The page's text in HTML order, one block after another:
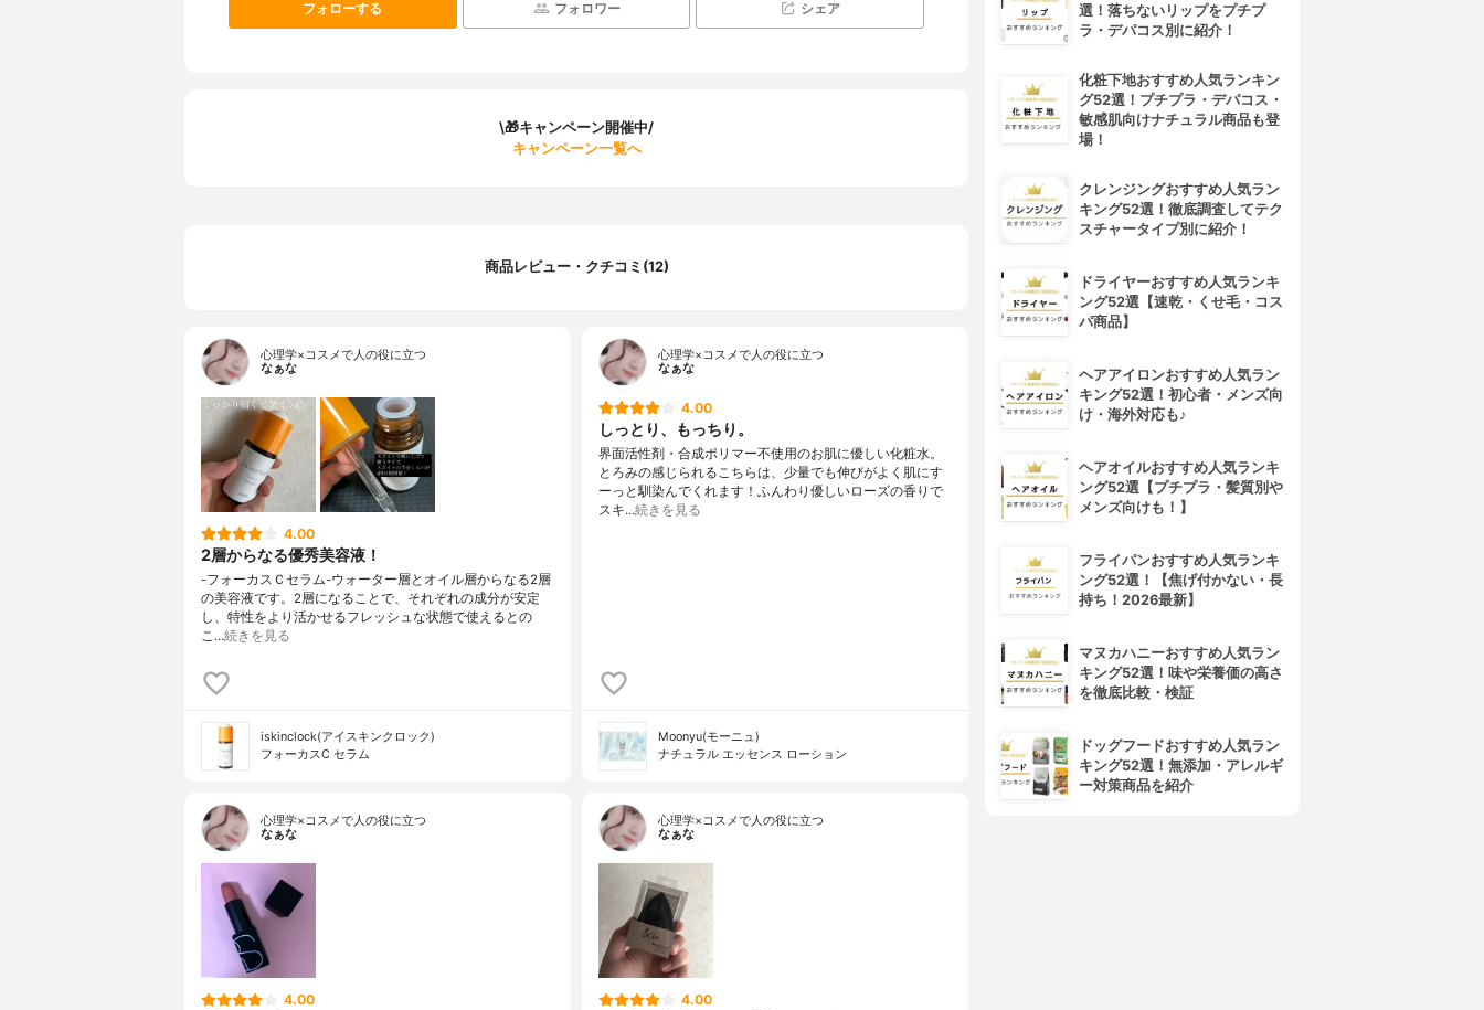
フォローする フォロワー シェア
\🎁キャンペーン開催中/
キャンペーン一覧へ
商品レビュー・クチコミ(12)
心理学×コスメで人の役に立つ
なぁな
4.00
2層からなる優秀美容液！
-フォーカスＣセラム-ウォーター層とオイル層からなる2層
の美容液です。2層になることで、それぞれの成分が安定
し、特性をより活かせるフレッシュな状態で使えるとの
こ…続きを見る
iskinclock(アイスキンクロック)
フォーカスC セラム
心理学×コスメで人の役に立つ
なぁな
4.00
しっとり、もっちり。
界面活性剤・合成ポリマー不使用のお肌に優しい化粧水。
とろみの感じられるこちらは、少量でも伸びがよく肌にす
ーっと馴染んでくれます！ふんわり優しいローズの香りで
スキ…続きを見る
Moonyu(モーニュ)
ナチュラル エッセンス ローション
心理学×コスメで人の役に立つ
なぁな
4.00
心理学×コスメで人の役に立つ
なぁな
4.00
選！落ちないリップをプチプ
ラ・デパコス別に紹介！
化粧下地おすすめ人気ランキン
グ52選！プチプラ・デパコス・
敏感肌向けナチュラル商品も登
場！
クレンジングおすすめ人気ラン
キング52選！徹底調査してテク
スチャータイプ別に紹介！
ドライヤーおすすめ人気ランキ
ング52選【速乾・くせ毛・コス
パ商品】
ヘアアイロンおすすめ人気ラン
キング52選！初心者・メンズ向
け・海外対応も♪
ヘアオイルおすすめ人気ランキ
ング52選【プチプラ・髪質別や
メンズ向けも！】
フライパンおすすめ人気ランキ
ング52選！【焦げ付かない・長
持ち！2026最新】
マヌカハニーおすすめ人気ラン
キング52選！味や栄養価の高さ
を徹底比較・検証
ドッグフードおすすめ人気ラン
キング52選！無添加・アレルギ
ー対策商品を紹介